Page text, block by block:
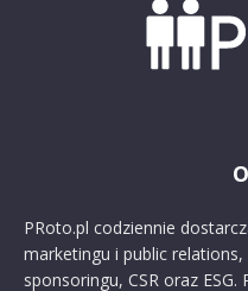
PRoto.pl codziennie
marketingu i public
sponsoringu, CSR oraz